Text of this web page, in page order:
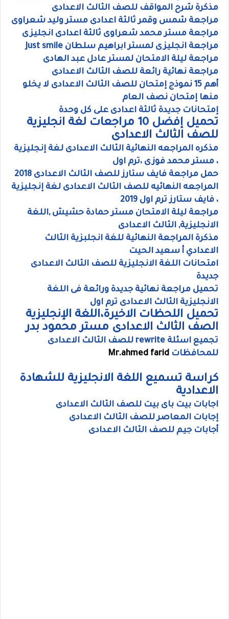
مذكرة شرح المواقف للصف الثالث الاعدادى
مراجعة شمس وقمر ثالثة اعدادى مستر وليد شعراوى
مراجعة مستر محمد شعراوى ثالثة اعدادى انجليزى
مراجعة انجليزى لمستر ابراهيم سلطان Just smile
مراجعة ليلة الامتحان لمستر عادل عبد الهادى
مراجعة نهائية رائعة للصف الثالث الاعدادى
أهم 15 نموذج إمتحان للصف الثالث الاعدادى لا يخلو
منها إمتحان نصف العام
إمتحانات جديدة ثالثة اعدادى على كل وحدة
تحميل إفضل 10 مراجعات لغة انجليزية
للصف الثالث الاعدادى
مذكره المراجعه النهائية الثالث الاعدادى لغة إنجليزية
، مستر محمد فوزى ،ترم اول
حمل مراجعة فايف ستارز للصف الثالث الاعدادى 2018
المراجعه النهائيه للصف الثالث الاعدادى لغة إنجليزية
، فايف ستارز ترم اول 2019
مراجعة ليلة الامتحان مستر حمادة حشيش ,اللغة
الانجليزية, الثالث الاعدادى
مذكرة المراجعة النهائية للغة انجلبزية الثالث
الاعدادي أ سعيد الحيت
امتحانات اللغة الانجليزية للصف الثالث الاعدادى
جديدة
تحميل مراجعة نهائية جديدة ورائعة فى اللغة
الانجليزية الثالث الاعدادى ترم اول
تحميل اللحظات الاخيرة،اللغة الإنجليزية
الصف الثالث الاعدادى مستر محمود بدر
تجميع اسئلة rewrite للصف الثالث الاعدادى
للمحافظات Mr.ahmed farid
كراسة تسميع اللغة الانجليزية للشهادة
الاعدادية
اجابات بيت باى بيت للصف الثالث الاعدادى
إجابات المعاصر للصف الثالث الاعدادى
أجابات جيم للصف الثالث الاعدادى